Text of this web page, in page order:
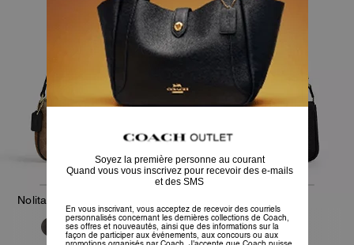
Nolita 19 En Toile Signature